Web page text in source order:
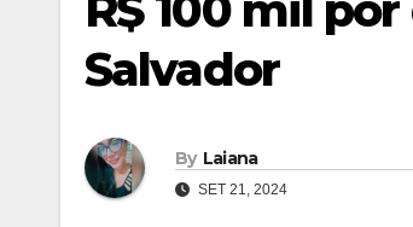
Salvador
By Laiana
SET 21, 2024